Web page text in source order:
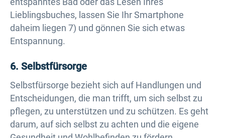
Lieblingsbuches, lassen Sie Ihr Smartphone
daheim liegen 7) und gönnen Sie sich etwas
Entspannung.
6. Selbstfürsorge
Selbstfürsorge bezieht sich auf Handlungen und
Entscheidungen, die man trifft, um sich selbst zu
pflegen, zu unterstützen und zu schützen. Es geht
darum, auf sich selbst zu achten und die eigene